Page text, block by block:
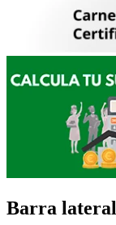
Barra lateral